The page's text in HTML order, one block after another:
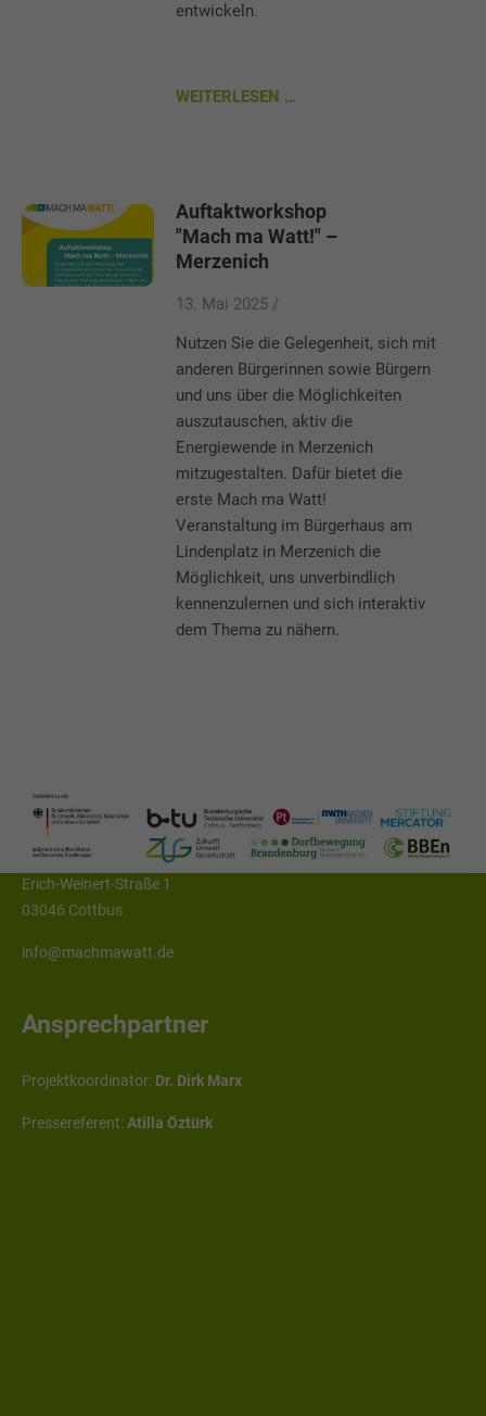
entwickeln.
WEITERLESEN …
Auftaktworkshop
"Mach ma Watt!" –
Merzenich
13. Mai 2025 /
Nutzen Sie die Gelegenheit, sich mit
anderen Bürgerinnen sowie Bürgern
und uns über die Möglichkeiten
auszutauschen, aktiv die
Energiewende in Merzenich
mitzugestalten. Dafür bietet die
erste Mach ma Watt!
Veranstaltung im Bürgerhaus am
Lindenplatz in Merzenich die
Möglichkeit, uns unverbindlich
kennenzulernen und sich interaktiv
dem Thema zu nähern.
Kontaktieren Sie uns:
Lehrstuhl Öffentliches Recht,
insbesondere Umwelt- und Planungsrecht
Fakultaet V, Raum 526, Lehrgebäude 10,
Erich-Weinert-Straße 1
03046 Cottbus
info@machmawatt.de
Ansprechpartner
Projektkoordinator: Dr. Dirk Marx
Pressereferent:Atilla Öztürk